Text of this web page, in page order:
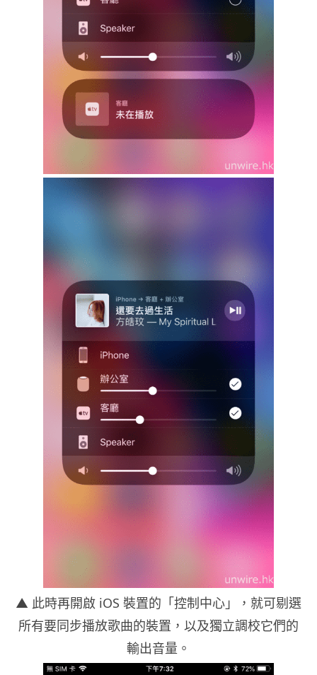
▲ 此時再開啟 iOS 裝置的「控制中心」，就可剔選
所有要同步播放歌曲的裝置，以及獨立調校它們的
輸出音量。